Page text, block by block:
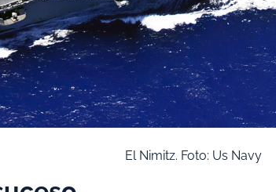
El Nimitz. Foto: Us Navy